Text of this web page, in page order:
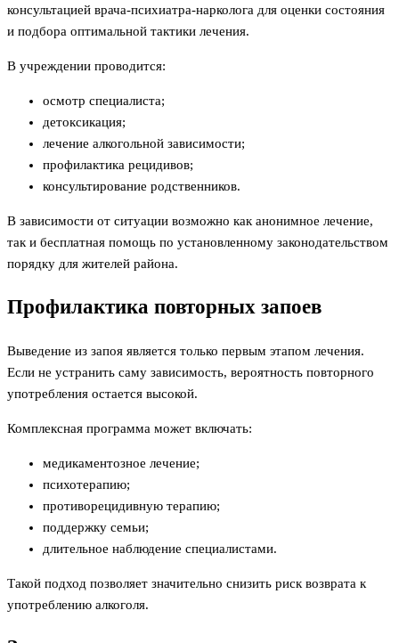
консультацией врача-психиатра-нарколога для оценки состояния
и подбора оптимальной тактики лечения.
В учреждении проводится:
осмотр специалиста;
детоксикация;
лечение алкогольной зависимости;
профилактика рецидивов;
консультирование родственников.
В зависимости от ситуации возможно как анонимное лечение,
так и бесплатная помощь по установленному законодательством
порядку для жителей района.
Профилактика повторных запоев
Выведение из запоя является только первым этапом лечения.
Если не устранить саму зависимость, вероятность повторного
употребления остается высокой.
Комплексная программа может включать:
медикаментозное лечение;
психотерапию;
противорецидивную терапию;
поддержку семьи;
длительное наблюдение специалистами.
Такой подход позволяет значительно снизить риск возврата к
употреблению алкоголя.